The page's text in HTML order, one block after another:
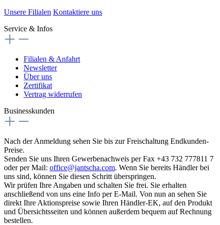
Unsere Filialen Kontaktiere uns
Service & Infos
Filialen & Anfahrt
Newsletter
Über uns
Zertifikat
Vertrag widerrufen
Businesskunden
Nach der Anmeldung sehen Sie bis zur Freischaltung Endkunden-
Preise.
Senden Sie uns Ihren Gewerbenachweis per Fax +43 732 777811 7
oder per Mail: office@jantscha.com. Wenn Sie bereits Händler bei
uns sind, können Sie diesen Schritt überspringen.
Wir prüfen Ihre Angaben und schalten Sie frei. Sie erhalten
anschließend von uns eine Info per E-Mail. Von nun an sehen Sie
direkt Ihre Aktionspreise sowie Ihren Händler-EK, auf den Produkt
und Übersichtsseiten und können außerdem bequem auf Rechnung
bestellen.